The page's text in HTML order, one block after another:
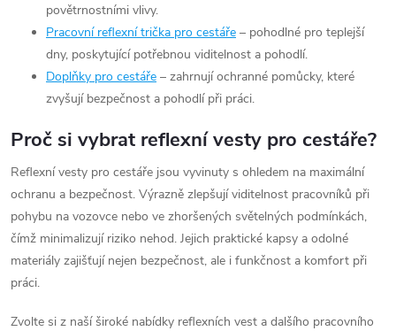
povětrnostními vlivy.
Pracovní reflexní trička pro cestáře – pohodlné pro teplejší
dny, poskytující potřebnou viditelnost a pohodlí.
Doplňky pro cestáře – zahrnují ochranné pomůcky, které
zvyšují bezpečnost a pohodlí při práci.
Proč si vybrat reflexní vesty pro cestáře?
Reflexní vesty pro cestáře jsou vyvinuty s ohledem na maximální
ochranu a bezpečnost. Výrazně zlepšují viditelnost pracovníků při
pohybu na vozovce nebo ve zhoršených světelných podmínkách,
čímž minimalizují riziko nehod. Jejich praktické kapsy a odolné
materiály zajišťují nejen bezpečnost, ale i funkčnost a komfort při
práci.
Zvolte si z naší široké nabídky reflexních vest a dalšího pracovního